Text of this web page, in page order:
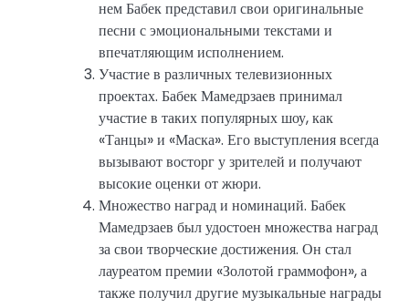
нем Бабек представил свои оригинальные
песни с эмоциональными текстами и
впечатляющим исполнением.
Участие в различных телевизионных
проектах. Бабек Мамедрзаев принимал
участие в таких популярных шоу, как
«Танцы» и «Маска». Его выступления всегда
вызывают восторг у зрителей и получают
высокие оценки от жюри.
Множество наград и номинаций. Бабек
Мамедрзаев был удостоен множества наград
за свои творческие достижения. Он стал
лауреатом премии «Золотой граммофон», а
также получил другие музыкальные награды